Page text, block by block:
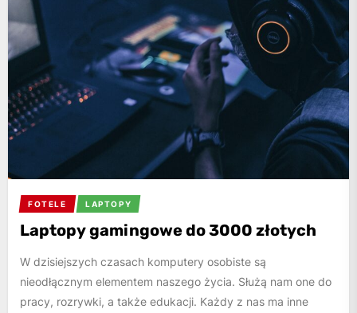
FOTELE LAPTOPY
Laptopy gamingowe do 3000 złotych
W dzisiejszych czasach komputery osobiste są
nieodłącznym elementem naszego życia. Służą nam one do
pracy, rozrywki, a także edukacji. Każdy z nas ma inne